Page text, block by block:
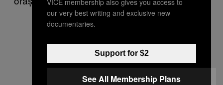
our very best writing and exclusive new
documentaries.
Support for $2
See All Membership Plans